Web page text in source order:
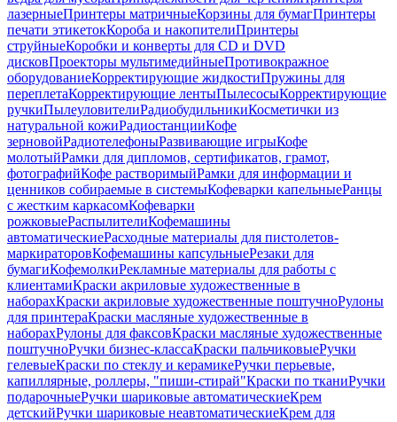
лазерныеПринтеры матричныеКорзины для бумагПринтеры
печати этикетокКороба и накопителиПринтеры
струйныеКоробки и конверты для CD и DVD
дисковПроекторы мультимедийныеПротивокражное
оборудованиеКорректирующие жидкостиПружины для
переплетаКорректирующие лентыПылесосыКорректирующие
ручкиПылеуловителиРадиобудильникиКосметички из
натуральной кожиРадиостанцииКофе
зерновойРадиотелефоныРазвивающие игрыКофе
молотыйРамки для дипломов, сертификатов, грамот,
фотографийКофе растворимыйРамки для информации и
ценников собираемые в системыКофеварки капельныеРанцы
с жестким каркасомКофеварки
рожковыеРаспылителиКофемашины
автоматическиеРасходные материалы для пистолетов-
маркираторовКофемашины капсульныеРезаки для
бумагиКофемолкиРекламные материалы для работы с
клиентамиКраски акриловые художественные в
наборахКраски акриловые художественные поштучноРулоны
для принтераКраски масляные художественные в
наборахРулоны для факсовКраски масляные художественные
поштучноРучки бизнес-классаКраски пальчиковыеРучки
гелевыеКраски по стеклу и керамикеРучки перьевые,
капиллярные, роллеры, "пиши-стирай"Краски по тканиРучки
подарочныеРучки шариковые автоматическиеКрем
детскийРучки шариковые неавтоматическиеКрем для